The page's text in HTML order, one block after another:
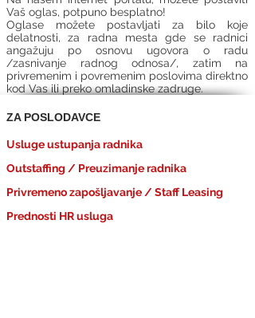
Vaš oglas, potpuno besplatno!
Oglase možete postavljati za bilo koje
delatnosti, za radna mesta gde se radnici
angažuju po osnovu ugovora o radu
/zasnivanje radnog odnosa/, zatim na
privremenim i povremenim poslovima direktno
kod Vas ili preko omladinske zadruge.
ZA POSLODAVCE
Usluge ustupanja radnika
Outstaffing / Preuzimanje radnika
Privremeno zapošljavanje / Staff Leasing
Prednosti HR usluga